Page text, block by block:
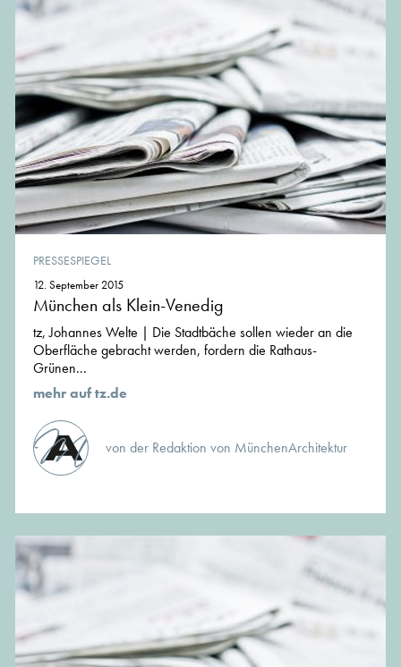
PRESSESPIEGEL
12. September 2015
München als Klein-Venedig
tz, Johannes Welte | Die Stadtbäche sollen wieder an die
Oberfläche gebracht werden, fordern die Rathaus-
Grünen...
mehr auf tz.de
von der Redaktion von MünchenArchitektur